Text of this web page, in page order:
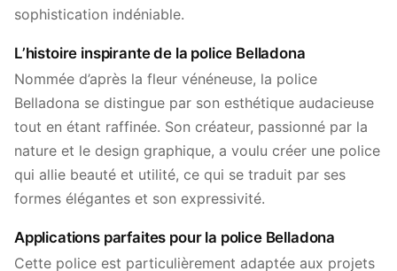
sophistication indéniable.
L’histoire inspirante de la police Belladona
Nommée d’après la fleur vénéneuse, la police
Belladona se distingue par son esthétique audacieuse
tout en étant raffinée. Son créateur, passionné par la
nature et le design graphique, a voulu créer une police
qui allie beauté et utilité, ce qui se traduit par ses
formes élégantes et son expressivité.
Applications parfaites pour la police Belladona
Cette police est particulièrement adaptée aux projets